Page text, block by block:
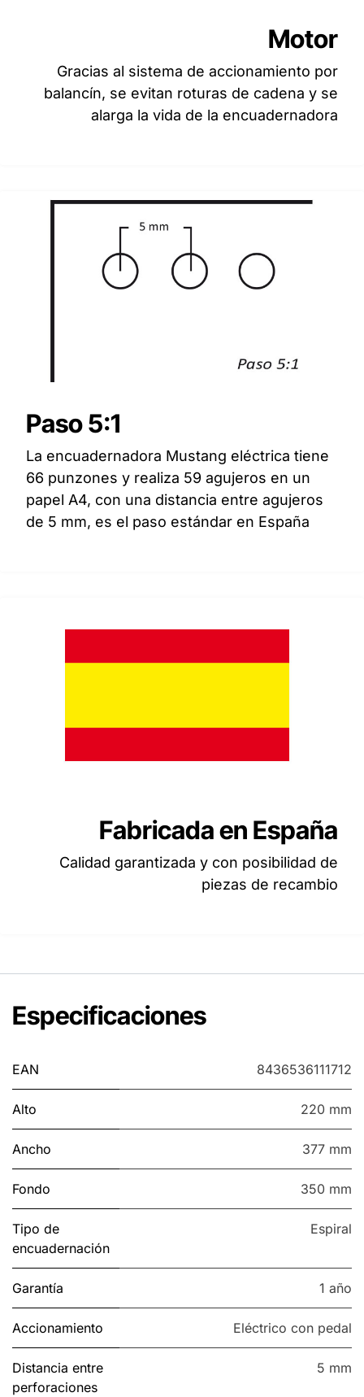
Motor
Gracias al sistema de accionamiento por
balancín, se evitan roturas de cadena y se
alarga la vida de la encuadernadora
Paso 5:1
La encuadernadora Mustang eléctrica tiene
66 punzones y realiza 59 agujeros en un
papel A4, con una distancia entre agujeros
de 5 mm, es el paso estándar en España
Fabricada en España
Calidad garantizada y con posibilidad de
piezas de recambio
Especificaciones
EAN 8436536111712
Alto 220 mm
Ancho 377 mm
Fondo 350 mm
Tipo de
encuadernación
Espiral
Garantía 1 año
Accionamiento Eléctrico con pedal
Distancia entre
perforaciones
5 mm